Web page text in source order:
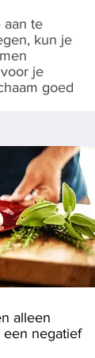
aan te
kun je
je
goed
alleen
negatief